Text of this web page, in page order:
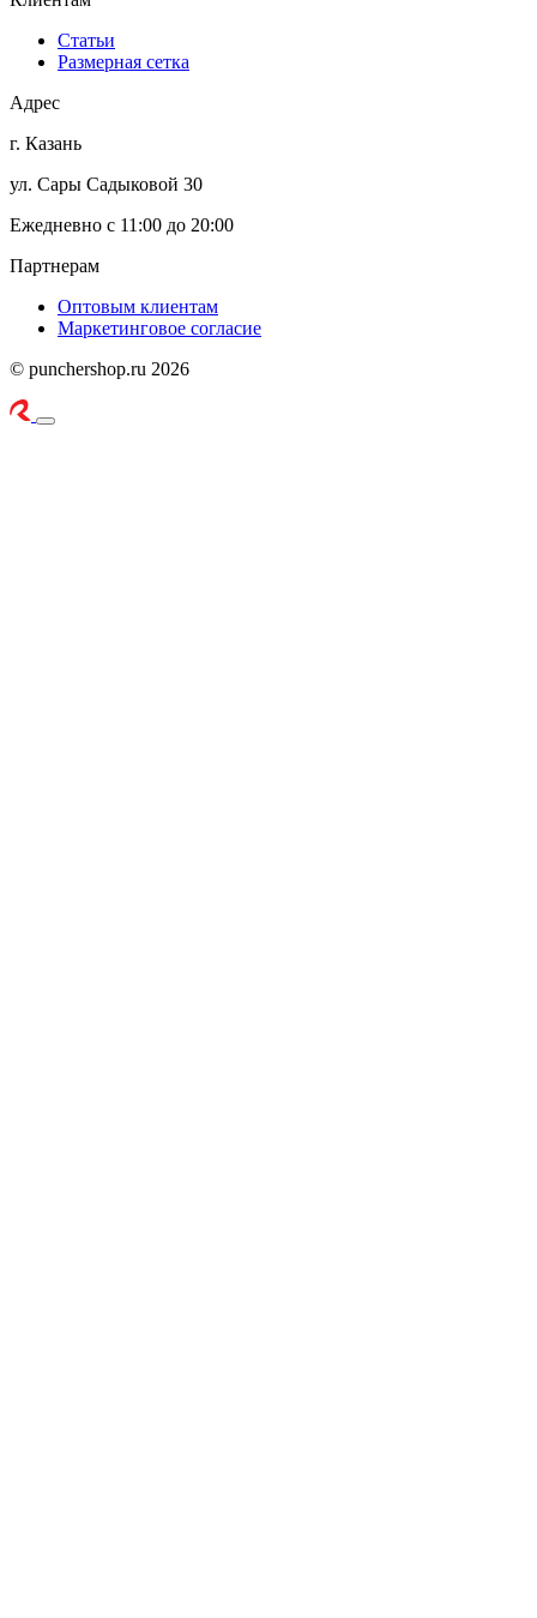
Статьи
Размерная сетка
Адрес
г. Казань
ул. Сары Садыковой 30
Ежедневно с 11:00 до 20:00
Партнерам
Оптовым клиентам
Маркетинговое согласие
© punchershop.ru 2026